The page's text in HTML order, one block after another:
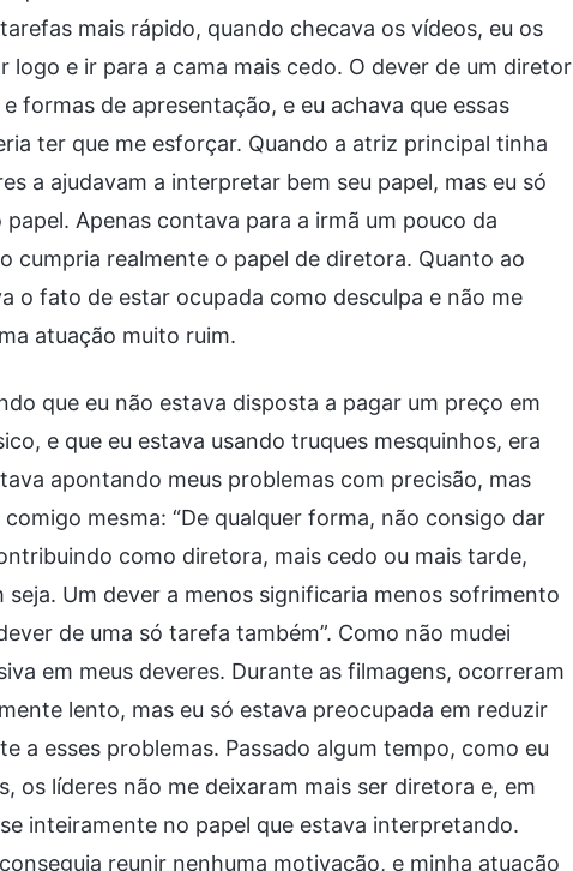
mais rápido, quando checava os vídeos, eu os
logo e ir para a cama mais cedo. O dever de um diretor
formas de apresentação, e eu achava que essas
ter que me esforçar. Quando a atriz principal tinha
a ajudavam a interpretar bem seu papel, mas eu só
Apenas contava para a irmã um pouco da
cumpria realmente o papel de diretora. Quanto ao
o fato de estar ocupada como desculpa e não me
atuação muito ruim.
que eu não estava disposta a pagar um preço em
e que eu estava usando truques mesquinhos, era
apontando meus problemas com precisão, mas
mesma: “De qualquer forma, não consigo dar
como diretora, mais cedo ou mais tarde,
seja. Um dever a menos significaria menos sofrimento
de uma só tarefa também”. Como não mudei
em meus deveres. Durante as filmagens, ocorreram
lento, mas eu só estava preocupada em reduzir
a esses problemas. Passado algum tempo, como eu
os líderes não me deixaram mais ser diretora e, em
inteiramente no papel que estava interpretando.
reunir nenhuma motivação, e minha atuação